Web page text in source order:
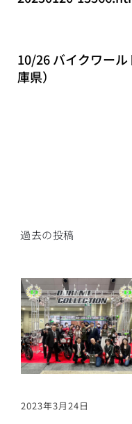
10/26 バイクワー
庫県）
過去の投稿
2023年3月24日